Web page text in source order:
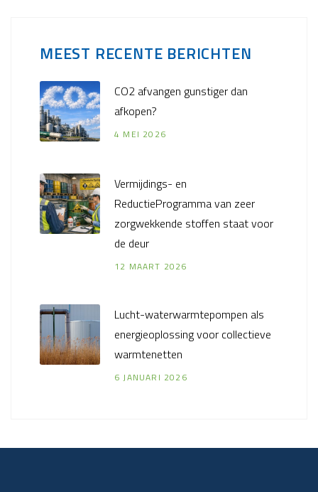
MEEST RECENTE BERICHTEN
CO2 afvangen gunstiger dan
afkopen?
4 MEI 2026
Vermijdings- en
ReductieProgramma van zeer
zorgwekkende stoffen staat voor
de deur
12 MAART 2026
Lucht-waterwarmtepompen als
energieoplossing voor collectieve
warmtenetten
6 JANUARI 2026